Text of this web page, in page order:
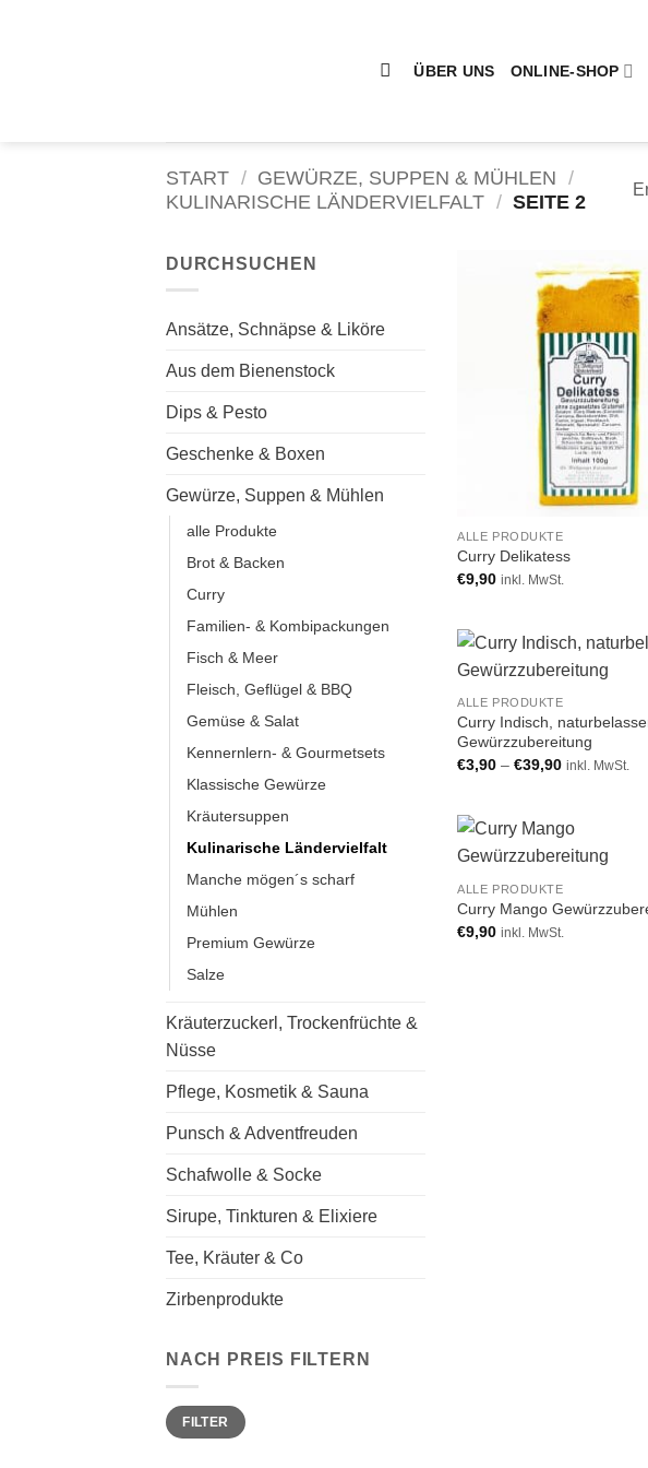
ÜBER UNS ONLINE-SHOP
START / GEWÜRZE, SUPPEN & MÜHLEN /
KULINARISCHE LÄNDERVIELFALT / SEITE 2
DURCHSUCHEN
Ansätze, Schnäpse & Liköre
Aus dem Bienenstock
Dips & Pesto
Geschenke & Boxen
Gewürze, Suppen & Mühlen
alle Produkte
Brot & Backen
Curry
Familien- & Kombipackungen
Fisch & Meer
Fleisch, Geflügel & BBQ
Gemüse & Salat
Kennernlern- & Gourmetsets
Klassische Gewürze
Kräutersuppen
Kulinarische Ländervielfalt
Manche mögen´s scharf
Mühlen
Premium Gewürze
Salze
Kräuterzuckerl, Trockenfrüchte &
Nüsse
Pflege, Kosmetik & Sauna
Punsch & Adventfreuden
Schafwolle & Socke
Sirupe, Tinkturen & Elixiere
Tee, Kräuter & Co
Zirbenprodukte
NACH PREIS FILTERN
Min.
Preis
Max.
PreisFILTER
ALLE PRODUKTE
Curry Delikatess
€9,90 inkl. MwSt.
ALLE PRODUKTE
Curry Indisch,
Gewürzzubereitung
€3,90 –€39,90 inkl. MwSt.
ALLE PRODUKTE
Curry Mango
€9,90 inkl. MwSt.